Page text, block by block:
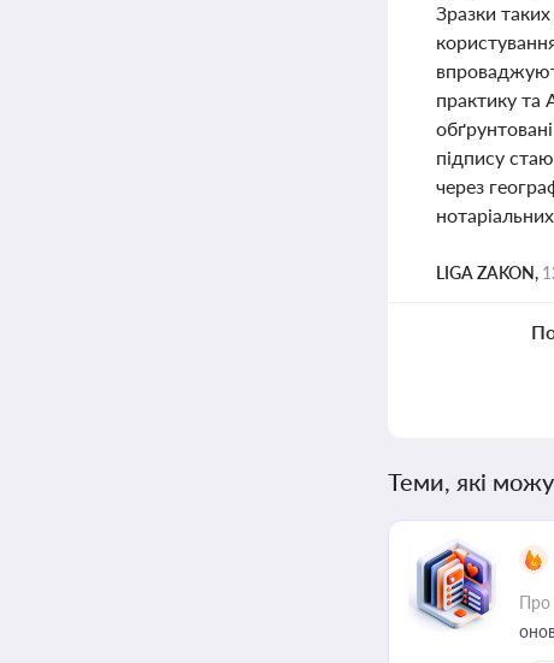
Зразки
практику та
підпису
через
LIGA ZAKON,
Теми, які
Про